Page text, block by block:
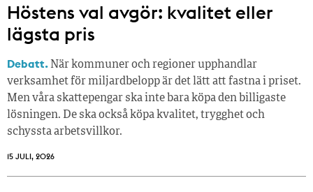
Höstens val avgör: kvalitet eller
lägsta pris
Debatt. När kommuner och regioner upphandlar
verksamhet för miljardbelopp är det lätt att fastna i priset.
Men våra skattepengar ska inte bara köpa den billigaste
lösningen. De ska också köpa kvalitet, trygghet och
schyssta arbetsvillkor.
15 JULI, 2026